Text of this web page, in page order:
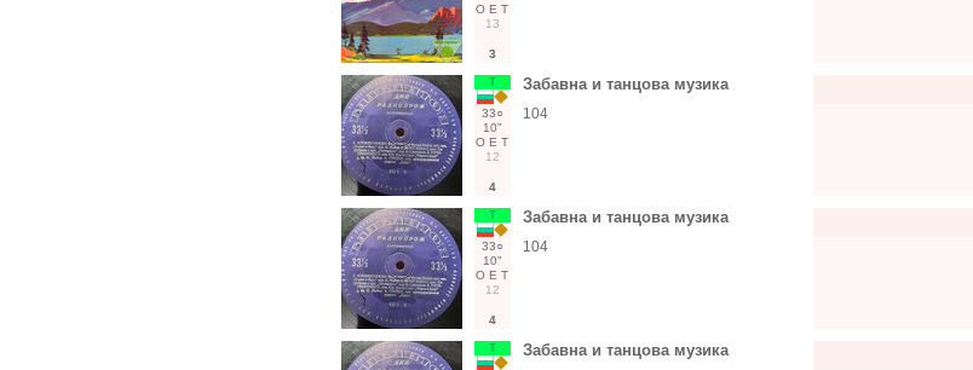
О Е Т
13
3
Т
33○
10"
О Е Т
12
4
Забавна и танцова музика
104
Т
33○
10"
О Е Т
12
4
Забавна и танцова музика
104
Т Забавна и танцова музика